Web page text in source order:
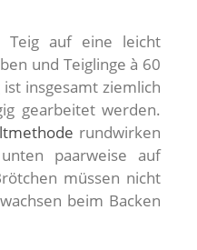
Teig auf eine leicht
und Teiglinge à 60
insgesamt ziemlich
gearbeitet werden.
rundwirken
paarweise auf
müssen nicht
beim Backen